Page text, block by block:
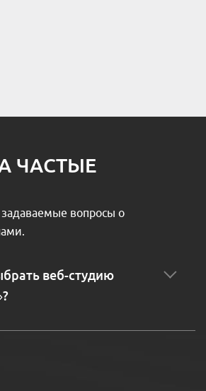
ЧАСТЫЕ
задаваемые вопросы о
веб-студию